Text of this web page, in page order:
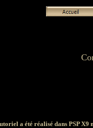
a été réalisé dans PSP X9